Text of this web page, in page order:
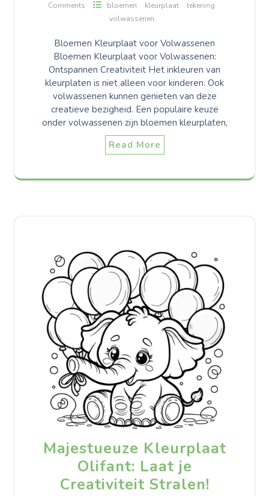
Comments
bloemen kleurplaat
tekening
volwassenen
Bloemen Kleurplaat voor Volwassenen
Bloemen Kleurplaat voor Volwassenen:
Ontspannen Creativiteit Het inkleuren van
kleurplaten is niet alleen voor kinderen. Ook
volwassenen kunnen genieten van deze
creatieve bezigheid. Een populaire keuze
onder volwassenen zijn bloemen kleurplaten,
Read More
Majestueuze Kleurplaat
Olifant: Laat je
Creativiteit Stralen!